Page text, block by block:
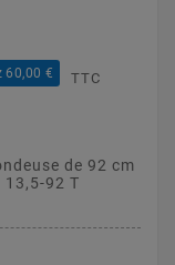
60,00 € TTC
de 92 cm
92 T